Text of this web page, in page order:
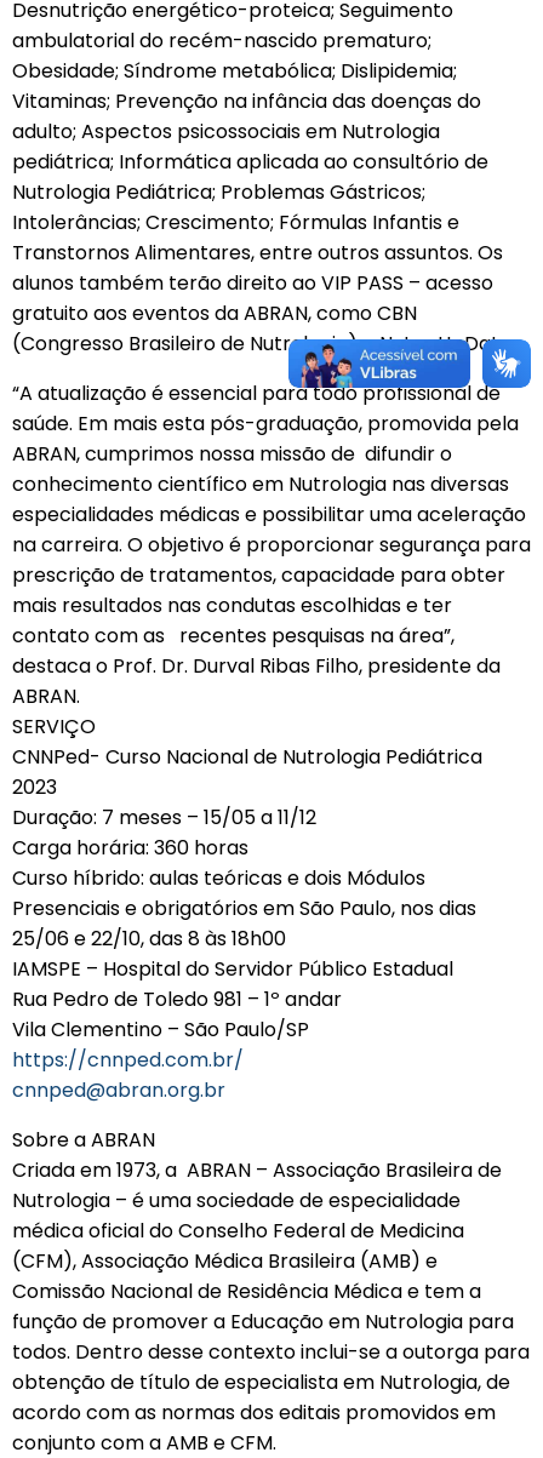
Desnutrição energético-proteica; Seguimento
ambulatorial do recém-nascido prematuro;
Obesidade; Síndrome metabólica; Dislipidemia;
Vitaminas; Prevenção na infância das doenças do
adulto; Aspectos psicossociais em Nutrologia
pediátrica; Informática aplicada ao consultório de
Nutrologia Pediátrica; Problemas Gástricos;
Intolerâncias; Crescimento; Fórmulas Infantis e
Transtornos Alimentares, entre outros assuntos. Os
alunos também terão direito ao VIP PASS – acesso
gratuito aos eventos da ABRAN, como CBN
(Congresso Brasileiro de Nutrologia) e Nutro UpDate.
“A atualização é essencial para todo profissional de
saúde. Em mais esta pós-graduação, promovida pela
ABRAN, cumprimos nossa missão de difundir o
conhecimento científico em Nutrologia nas diversas
especialidades médicas e possibilitar uma aceleração
na carreira. O objetivo é proporcionar segurança para
prescrição de tratamentos, capacidade para obter
mais resultados nas condutas escolhidas e ter
contato com as recentes pesquisas na área”,
destaca o Prof. Dr. Durval Ribas Filho, presidente da
ABRAN.
SERVIÇO
CNNPed- Curso Nacional de Nutrologia Pediátrica
2023
Duração: 7 meses – 15/05 a 11/12
Carga horária: 360 horas
Curso híbrido: aulas teóricas e dois Módulos
Presenciais e obrigatórios em São Paulo, nos dias
25/06 e 22/10, das 8 às 18h00
IAMSPE – Hospital do Servidor Público Estadual
Rua Pedro de Toledo 981 – 1º andar
Vila Clementino – São Paulo/SP
https://cnnped.com.br/
cnnped@abran.org.br
Sobre a ABRAN
Criada em 1973, a ABRAN – Associação Brasileira de
Nutrologia – é uma sociedade de especialidade
médica oficial do Conselho Federal de Medicina
(CFM), Associação Médica Brasileira (AMB) e
Comissão Nacional de Residência Médica e tem a
função de promover a Educação em Nutrologia para
todos. Dentro desse contexto inclui-se a outorga para
obtenção de título de especialista em Nutrologia, de
acordo com as normas dos editais promovidos em
conjunto com a AMB e CFM.